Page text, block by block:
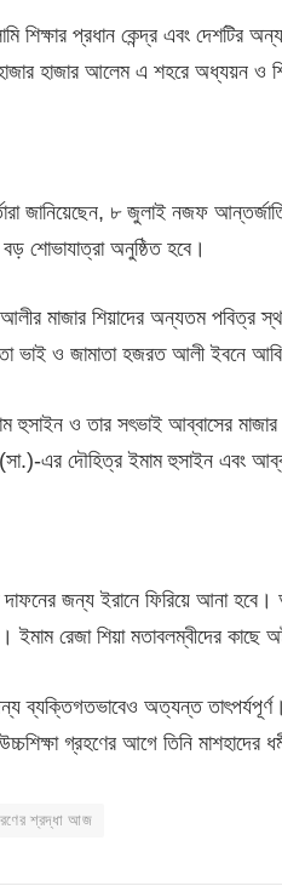
শিক্ষার প্রধান কেন্দ্র এবং দেশটির
হাজার আলেম এ শহরে অধ্যয়ন ও
জানিয়েছেন, ৮ জুলাই নজফ
শোভাযাত্রা অনুষ্ঠিত হবে।
মাজার শিয়াদের অন্যতম পবিত্র
ভাই ও জামাতা হজরত আলী ইবনে আবি
হুসাইন ও তার সৎভাই আব্বাসের
এর দৌহিত্র ইমাম হুসাইন এবং
জন্য ইরানে ফিরিয়ে আনা হবে।
রেজা শিয়া মতাবলম্বীদের কাছে
ব্যক্তিগতভাবেও অত্যন্ত
গ্রহণের আগে তিনি মাশহাদের
শ্রদ্ধা আজ